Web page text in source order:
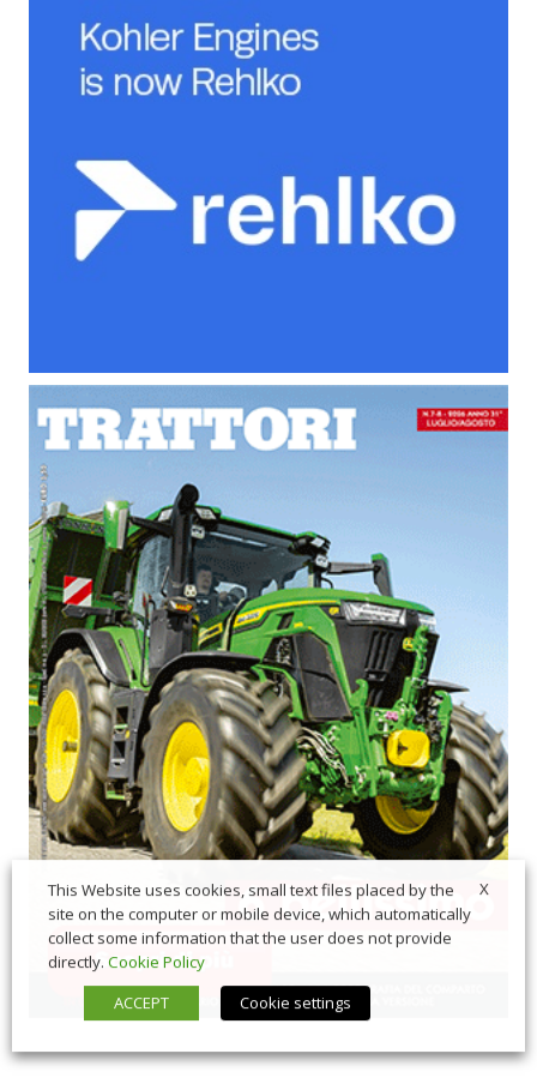
X
This Website uses cookies, small text files placed by the
site on the computer or mobile device, which automatically
collect some information that the user does not provide
directly. Cookie Policy
ACCEPT
Cookie settings